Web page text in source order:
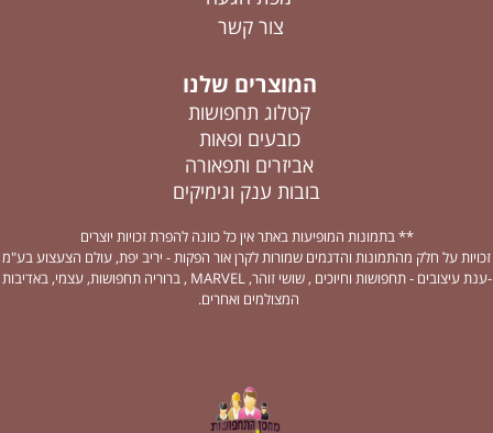
צור קשר
המוצרים שלנו
קטלוג תחפושות
כובעים ופאות
אביזרים ותפאורה
בובות ענק וגימיקים
** בתמונות המופיעות באתר אין כל כוונה להפרת זכויות יוצרים
זכויות על חלק מהתמונות והדגמים שמורות לקרן אור הפקות - יריב יפת, עולם הצעצוע בע"מ
-ענת עיצובים - תחפושות וחיוכים , שושי זוהר, MARVEL , ברוריה תחפושות, עצמי, באדיבות
המצולמים ואחרים.